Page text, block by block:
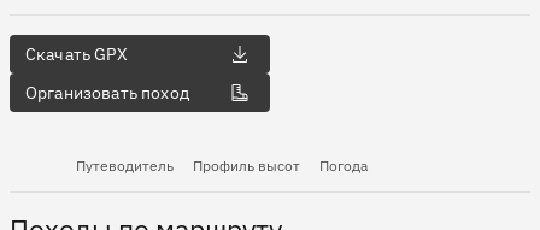
Скачать GPX
Организовать поход
Путеводитель Профиль высот Погода